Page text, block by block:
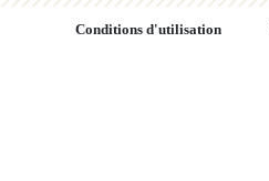
Conditions d'utilisation